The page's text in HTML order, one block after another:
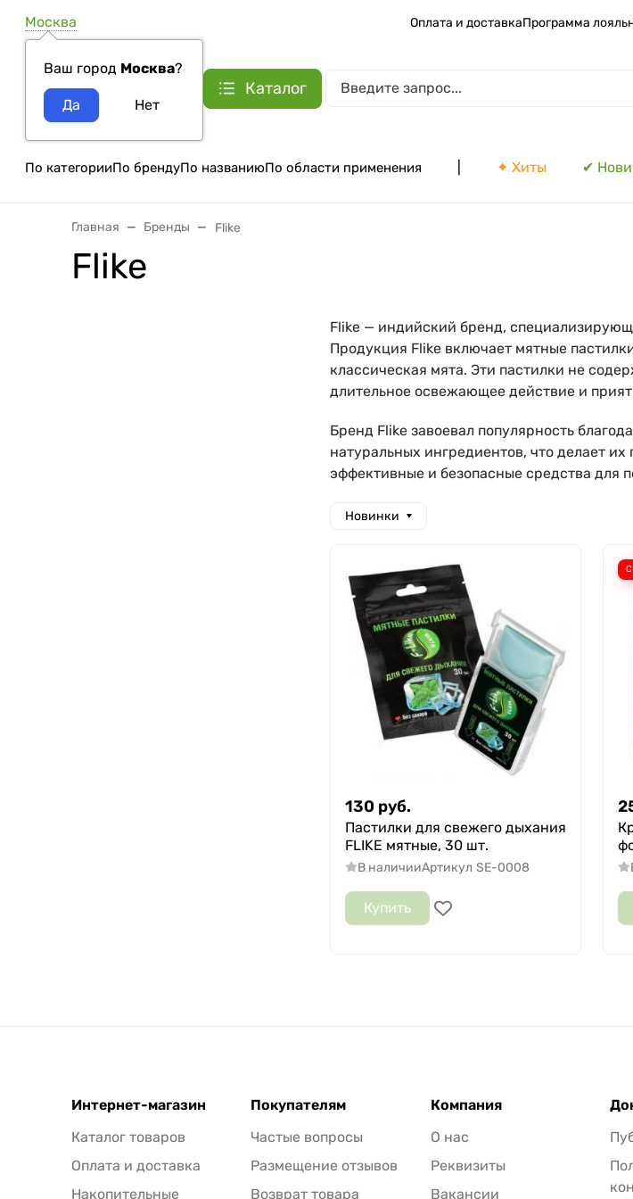
Москва
Ваш город Москва?
Оплата и доставкаПрограмма
Каталог
По категорииПо брендуПо названиюПо области применения ✦ Хиты ✔
Главная Бренды Flike
Flike
Flike — индийский бренд,
Продукция Flike включает мятные
классическая мята. Эти пастилки не
длительное освежающее действие и
Бренд Flike завоевал популярность
натуральных ингредиентов, что делает
эффективные и безопасные средства для
Новинки
130 руб.
Пастилки для свежего дыхания
FLIKE мятные, 30 шт.
В наличииАртикул SE-0008
Купить
Интернет-магазин
Каталог товаров
Оплата и доставка
Накопительные
Покупателям
Частые вопросы
Размещение отзывов
Возврат товара
Компания
О нас
Реквизиты
Вакансии